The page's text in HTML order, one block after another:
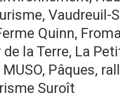
, Vaudreuil-
Quinn,
la Terre, La
MUSO, Pâques,
Suroît